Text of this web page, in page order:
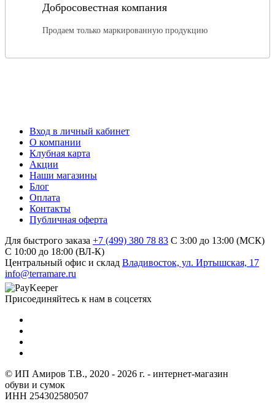
Добросовестная компания
Продаем только маркированную продукцию
Вход в личный кабинет
О компании
Клубная карта
Акции
Наши магазины
Блог
Оплата
Контакты
Публичная оферта
Для быстрого заказа +7 (499) 380 78 83 С 3:00 до 13:00 (МСК)
C 10:00 до 18:00 (ВЛ-К)
Центральный офис и склад Владивосток, ул. Иртышская, 17
info@terramare.ru
Присоединяйтесь к нам в соцсетях
© ИП Амиров Т.В., 2020 - 2026 г. - интернет-магазин
обуви и сумок
ИНН 254302580507